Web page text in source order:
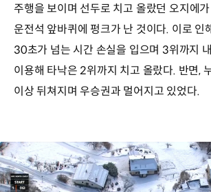
주행을 보이며 선두로 치고 올랐던 오지에
운전석 앞바퀴에 펑크가 난 것이다. 이로 인
30초가 넘는 시간 손실을 입으며 3위까지
이용해 타낙은 2위까지 치고 올랐다. 반면,
이상 뒤쳐지며 우승권과 멀어지고 있었다.